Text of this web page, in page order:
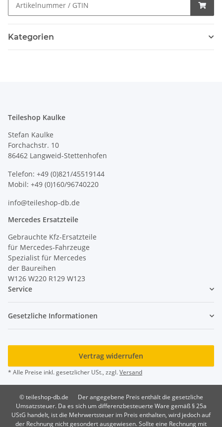
Kategorien
Teileshop Kaulke
Stefan Kaulke
Forchachstr. 10
86462 Langweid-Stettenhofen
Telefon: +49 (0)821/45519144
Mobil: +49 (0)160/96740220
info@teileshop-db.de
Mercedes Ersatzteile
Gebrauchte Kfz-Ersatzteile
für Mercedes-Fahrzeuge
Spezialist für Mercedes
der Baureihen
W126 W220 R129 W123
Service
Gesetzliche Informationen
Vertrag widerrufen
* Alle Preise inkl. gesetzlicher USt., zzgl.Versand
© teileshop-db.de
Der angegebene Preis enthält die gesetzliche
Umsatzsteuer. Da es sich um differenzbesteuerte Ware gemäß § 25a
UStG handelt, ist die Mehrwertsteuer im Preis enthalten, wird jedoch auf
der Rechnung nicht gesondert ausgewiesen. Sollte eine Rechnung mit